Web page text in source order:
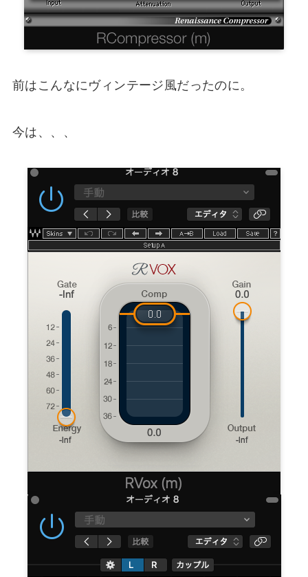
前はこんなにヴィンテージ風だったのに。
今は、、、